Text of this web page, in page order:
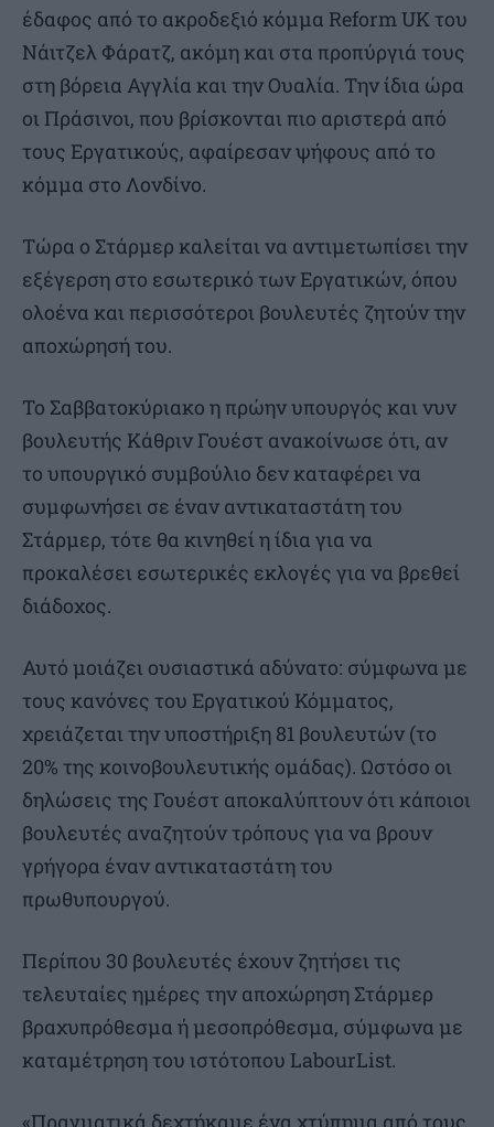
έδαφος από το ακροδεξιό κόμμα Reform UK του
Νάιτζελ Φάρατζ, ακόμη και στα προπύργιά τους
στη βόρεια Αγγλία και την Ουαλία. Την ίδια ώρα
οι Πράσινοι, που βρίσκονται πιο αριστερά από
τους Εργατικούς, αφαίρεσαν ψήφους από το
κόμμα στο Λονδίνο.
Τώρα ο Στάρμερ καλείται να αντιμετωπίσει την
εξέγερση στο εσωτερικό των Εργατικών, όπου
ολοένα και περισσότεροι βουλευτές ζητούν την
αποχώρησή του.
Το Σαββατοκύριακο η πρώην υπουργός και νυν
βουλευτής Κάθριν Γουέστ ανακοίνωσε ότι, αν
το υπουργικό συμβούλιο δεν καταφέρει να
συμφωνήσει σε έναν αντικαταστάτη του
Στάρμερ, τότε θα κινηθεί η ίδια για να
προκαλέσει εσωτερικές εκλογές για να βρεθεί
διάδοχος.
Αυτό μοιάζει ουσιαστικά αδύνατο: σύμφωνα με
τους κανόνες του Εργατικού Κόμματος,
χρειάζεται την υποστήριξη 81 βουλευτών (το
20% της κοινοβουλευτικής ομάδας). Ωστόσο οι
δηλώσεις της Γουέστ αποκαλύπτουν ότι κάποιοι
βουλευτές αναζητούν τρόπους για να βρουν
γρήγορα έναν αντικαταστάτη του
πρωθυπουργού.
Περίπου 30 βουλευτές έχουν ζητήσει τις
τελευταίες ημέρες την αποχώρηση Στάρμερ
βραχυπρόθεσμα ή μεσοπρόθεσμα, σύμφωνα με
καταμέτρηση του ιστότοπου LabourList.
«Πραγματικά δεχτήκαμε ένα χτύπημα από τους